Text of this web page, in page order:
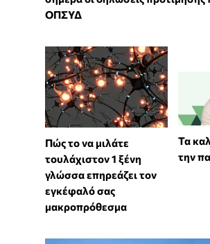
ΟΠΣΥΔ
⁠Πώς το να μιλάτε
τουλάχιστον 1 ξένη
γλώσσα επηρεάζει τον
εγκέφαλό σας
μακροπρόθεσμα
Τα
την